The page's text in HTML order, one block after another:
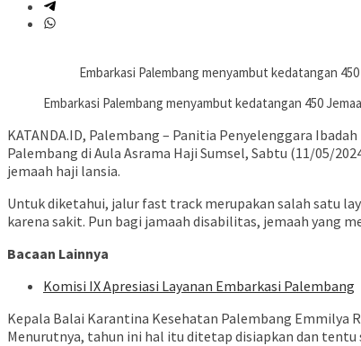
Embarkasi Palembang menyambut kedatangan
Embarkasi Palembang menyambut kedatangan 450
KATANDA.ID, Palembang – Panitia Penyelenggara
Palembang di Aula Asrama Haji Sumsel, Sabtu (11/05/
jemaah haji lansia.
Untuk diketahui, jalur fast track merupakan salah satu
karena sakit. Pun bagi jamaah disabilitas, jemaah yang
Bacaan Lainnya
Komisi IX Apresiasi Layanan Embarkasi Palembang
Kepala Balai Karantina Kesehatan Palembang Emmilya
Menurutnya, tahun ini hal itu ditetap disiapkan dan